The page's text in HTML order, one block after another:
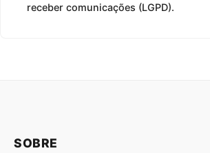
receber comunicações (LGPD).
SOBRE